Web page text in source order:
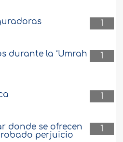
1
1
durante la ‘Umrah
1
1
donde se ofrecen
perjuicio